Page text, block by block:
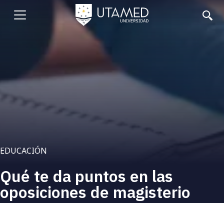
Abrir
EDUCACIÓN
Qué te da puntos en las
oposiciones de magisterio